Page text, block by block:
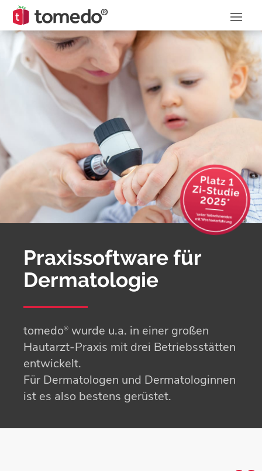
Praxis­software für
Dermatologie
tomedo® wurde u.a. in einer großen
Hautarzt-Praxis mit drei Betriebsstätten
entwickelt.
Für Dermatologen und Dermatologinnen
ist es also bestens gerüstet.